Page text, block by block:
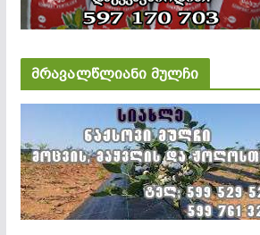
მრავალწლიანი მულჩი